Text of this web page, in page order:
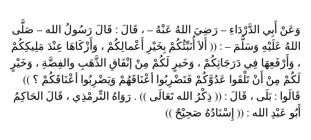
وَعَنْ أَبِي الدَّرْدَاءِ – رَضِيَ اللهُ عَنْهُ – ، قَالَ : قَالَ رَسُولُ الله – صَلَّى
اللهُ عَلَيْهِ وَسَلَّمَ – : (( أَلاَ أُنَبِّئُكُمْ بِخَيْرِ أَعْمالِكُمْ ، وَأَزْكَاهَا عِنْدَ مَلِيكِكُمْ
، وَأَرْفَعِهَا فِي دَرَجَاتِكُمْ ، وَخَيرٍ لَكُمْ مِنْ إنْفَاقِ الذَّهَبِ والفِضَّةِ ، وَخَيْرٍ
لَكُمْ مِنْ أَنْ تَلْقَوا عَدُوَّكُمْ فَتَضْرِبُوا أعْنَاقَهُمْ وَيَضْرِبُوا أعْنَاقَكُمْ ؟ ))
قَالَوا : بَلَى ، قَالَ : (( ذِكْرُ الله تَعَالَى )) . رَوَاهُ التِّرمْذِي ، قَالَ الحَاكِمُ
أَبُو عَبْدِ الله : (( إِسْنَادُهُ صَحِيْحٌ ))